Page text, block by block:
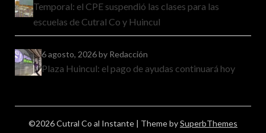
Temporal: el CPE suspendió las clases para las
escuelas de Cutral Co y Huincul
6 agosto, 2026by Redacción
Plaza Huincul: el pago de ayudas continuará hoy
©2026 Cutral Co al Instante | Theme bySuperbThemes